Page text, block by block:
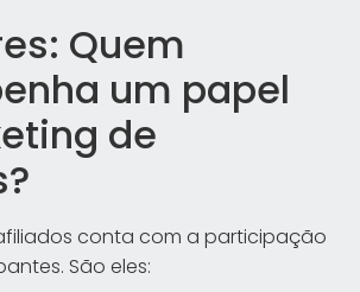
Quem
um papel
de
conta com a participação
São eles: